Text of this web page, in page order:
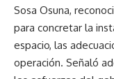
Sosa Osuna,
para concretar la
espacio, las
operación. Señaló